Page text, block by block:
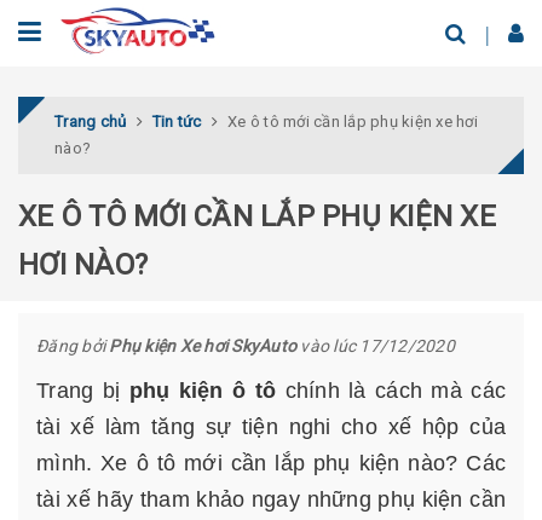
Trang chủ Tin tức
Xe ô tô mới cần lắp phụ kiện xe hơi
nào?
XE Ô TÔ MỚI CẦN LẮP PHỤ KIỆN XE
HƠI NÀO?
Đăng bởiPhụ kiện Xe hơi SkyAutovào lúc 17/12/2020
Trang bị phụ kiện ô tô chính là cách mà các
tài xế làm tăng sự tiện nghi cho xế hộp của
mình. Xe ô tô mới cần lắp phụ kiện nào? Các
tài xế hãy tham khảo ngay những phụ kiện cần